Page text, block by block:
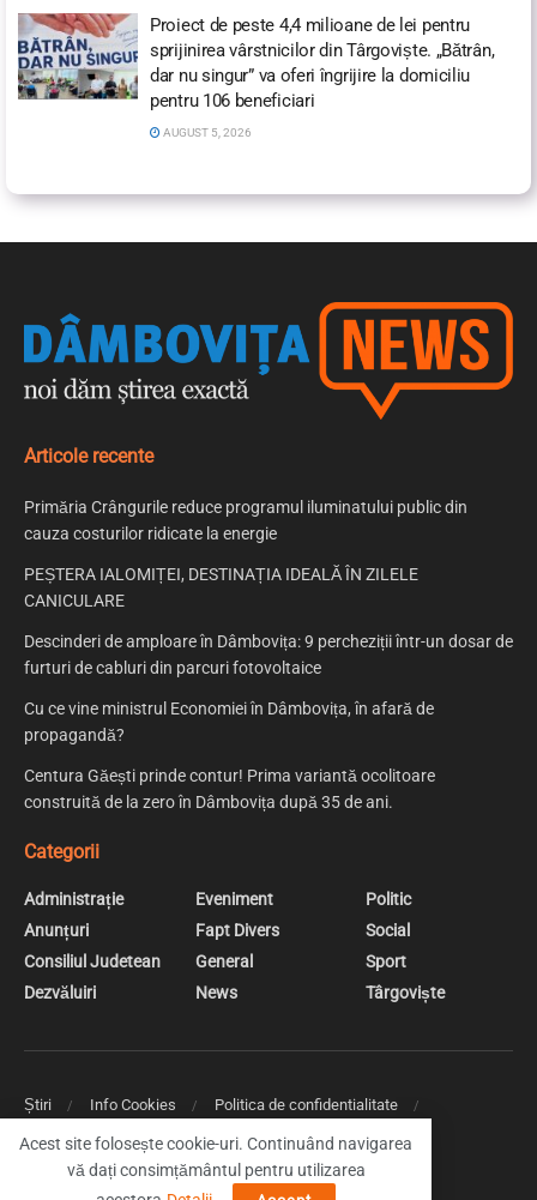
Proiect de peste 4,4 milioane de lei pentru
sprijinirea vârstnicilor din Târgoviște. „Bătrân,
dar nu singur” va oferi îngrijire la domiciliu
pentru 106 beneficiari
AUGUST 5, 2026
Articole recente
Primăria Crângurile reduce programul iluminatului public din
cauza costurilor ridicate la energie
PEȘTERA IALOMIȚEI, DESTINAȚIA IDEALĂ ÎN ZILELE
CANICULARE
Descinderi de amploare în Dâmbovița: 9 percheziții într-un dosar de
furturi de cabluri din parcuri fotovoltaice
Cu ce vine ministrul Economiei în Dâmbovița, în afară de
propagandă?
Centura Găești prinde contur! Prima variantă ocolitoare
construită de la zero în Dâmbovița după 35 de ani.
Categorii
Administrație
Anunțuri
Consiliul Judetean
Dezvăluiri
Eveniment
Fapt Divers
General
News
Politic
Social
Sport
Târgoviște
Știri Info Cookies
Politica de confidentialitate
© 2019 DambovitaNews - Cele mai noi stiri din Dambovita
Acest site folosește cookie-uri. Continuând navigarea
vă dați consimțământul pentru utilizarea